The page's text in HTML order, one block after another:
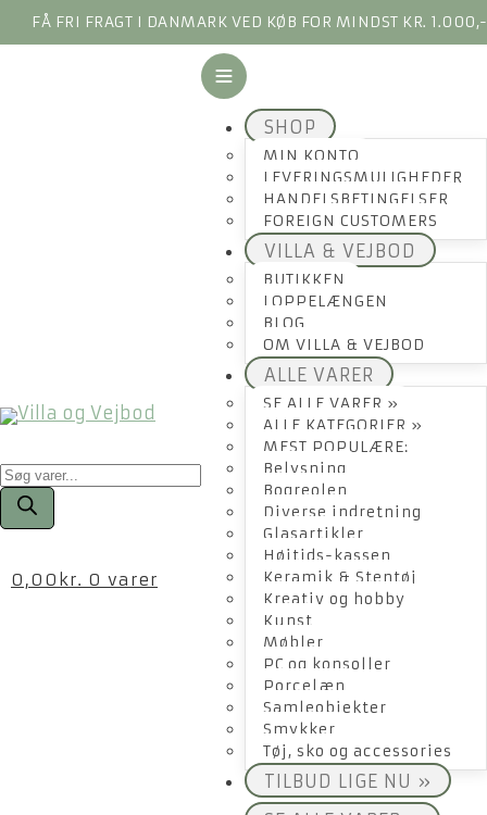
FÅ FRI FRAGT I DANMARK VED KØB FOR MINDST KR. 1.000,-
Products
search
0,00 kr. 0 varer
SHOP
MIN KONTO
LEVERINGSMULIGHEDER
HANDELSBETINGELSER
FOREIGN CUSTOMERS
VILLA & VEJBOD
BUTIKKEN
LOPPELÆNGEN
BLOG
OM VILLA & VEJBOD
ALLE VARER
SE ALLE VARER »
ALLE KATEGORIER »
MEST POPULÆRE:
Belysning
Bogreolen
Diverse indretning
Glasartikler
Højtids-kassen
Keramik & Stentøj
Kreativ og hobby
Kunst
Møbler
PC og konsoller
Porcelæn
Samleobjekter
Smykker
Tøj, sko og accessories
TILBUD LIGE NU »